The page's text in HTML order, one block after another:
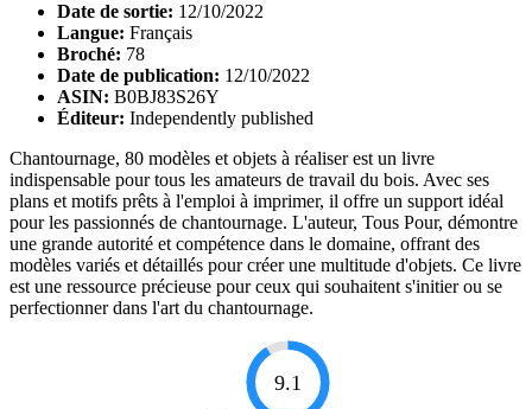
Date de sortie: 12/10/2022
Langue: Français
Broché: 78
Date de publication: 12/10/2022
ASIN: B0BJ83S26Y
Éditeur: Independently published
Chantournage, 80 modèles et objets à réaliser est un livre
indispensable pour tous les amateurs de travail du bois. Avec ses
plans et motifs prêts à l'emploi à imprimer, il offre un support idéal
pour les passionnés de chantournage. L'auteur, Tous Pour, démontre
une grande autorité et compétence dans le domaine, offrant des
modèles variés et détaillés pour créer une multitude d'objets. Ce livre
est une ressource précieuse pour ceux qui souhaitent s'initier ou se
perfectionner dans l'art du chantournage.
9.1